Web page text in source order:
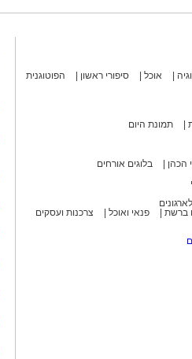
אוכל סיפורי ראשון
הפוטוגנית
תמונת היום
הכהן בלוגים אורחים
ברשת פנאי ואוכל
צרכנות ועסקים